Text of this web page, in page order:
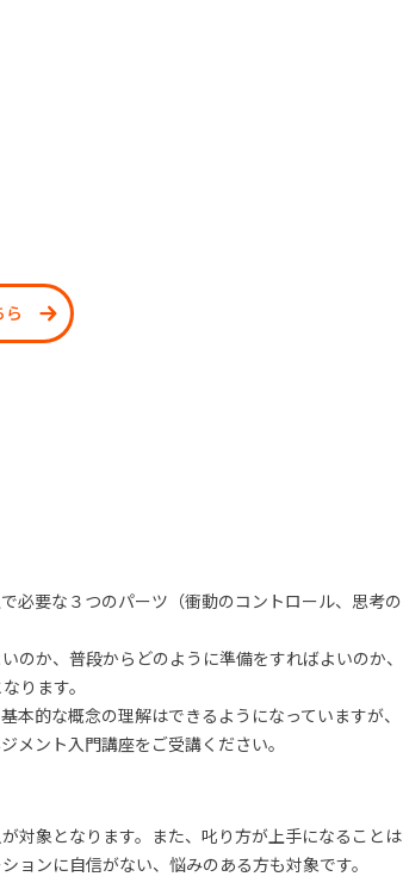
必要な３つのパーツ（衝動のコントロール、思考の
のか、普段からどのように準備をすればよいのか、
ります。
的な概念の理解はできるようになっていますが、
メント入門講座をご受講ください。
対象となります。また、叱り方が上手になることは
ョンに自信がない、悩みのある方も対象です。